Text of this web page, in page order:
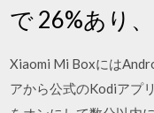
で 26%あり
Xiaomi Mi Boxには
アから公式のKodiアプ